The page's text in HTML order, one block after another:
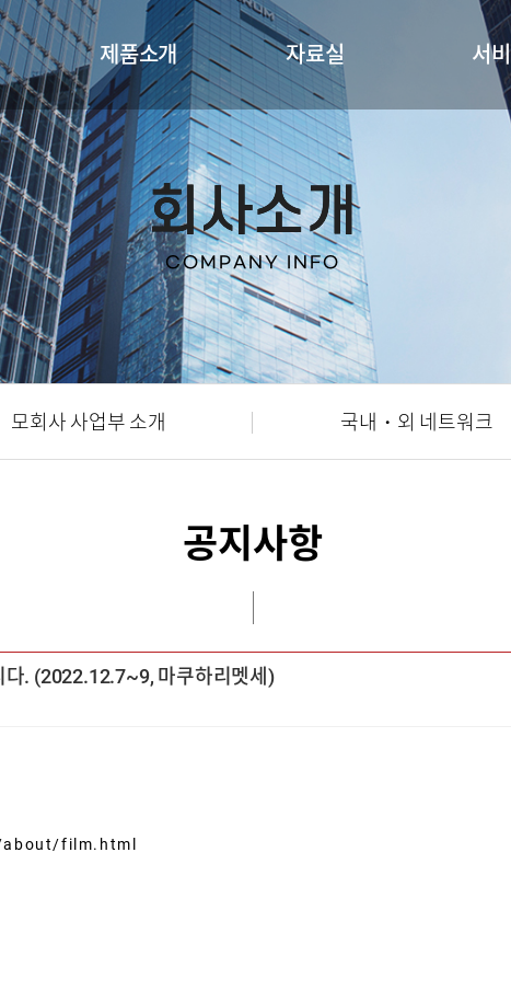
제품소개 자료실 서
회사소개
COMPANY INFO
모회사 사업부 소개 국내・외 네트워크
공지사항
다. (2022.12.7~9, 마쿠하리멧세)
film.html